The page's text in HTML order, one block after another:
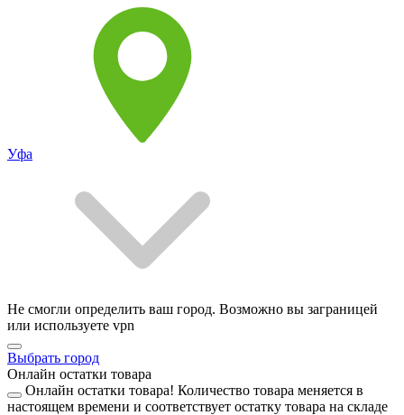
Уфа
Не смогли определить ваш город. Возможно вы заграницей
или используете vpn
Выбрать город
Онлайн остатки товара
Онлайн остатки товара! Количество товара меняется в
настоящем времени и соответствует остатку товара на складе